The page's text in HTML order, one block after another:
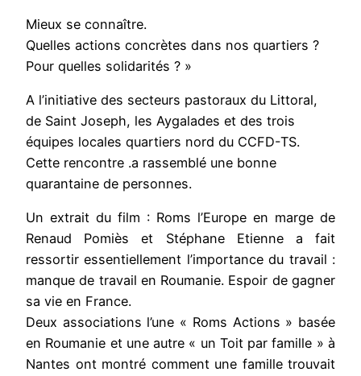
Mieux se connaître.
Quelles actions concrètes dans nos quartiers ?
Pour quelles solidarités ? »
A l’initiative des secteurs pastoraux du Littoral,
de Saint Joseph, les Aygalades et des trois
équipes locales quartiers nord du CCFD-TS.
Cette rencontre .a rassemblé une bonne
quarantaine de personnes.
Un extrait du film : Roms l’Europe en marge de
Renaud Pomiès et Stéphane Etienne a fait
ressortir essentiellement l’importance du travail :
manque de travail en Roumanie. Espoir de gagner
sa vie en France.
Deux associations l’une « Roms Actions » basée
en Roumanie et une autre « un Toit par famille » à
Nantes ont montré comment une famille trouvait